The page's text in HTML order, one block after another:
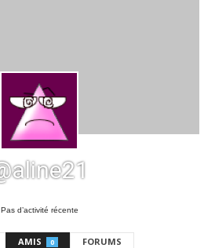
Pas d’activité récente
AMIS 0 FORUMS